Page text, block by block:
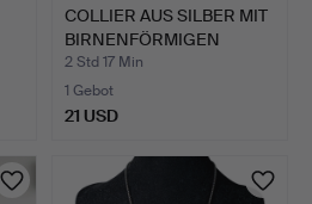
COLLIER AUS SILBER MIT
BIRNENFÖRMIGEN
SMAR…
2 Std 17 Min
1 Gebot
21 USD